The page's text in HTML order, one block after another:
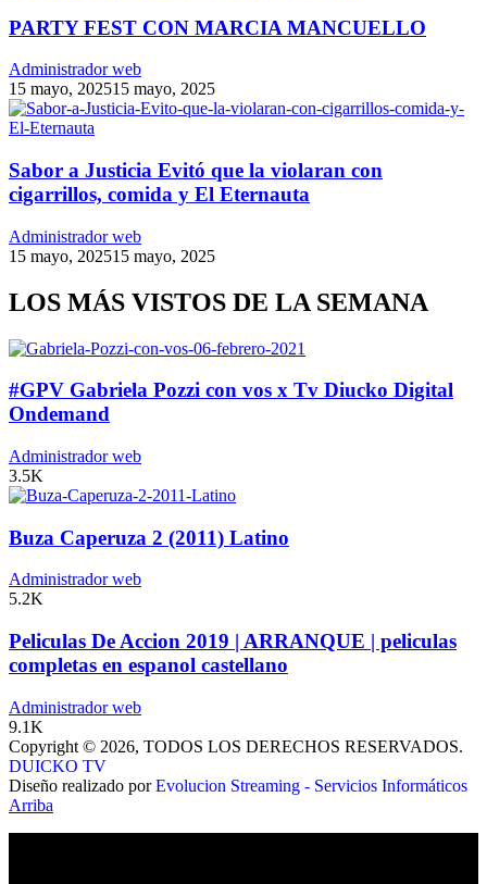
PARTY FEST CON MARCIA MANCUELLO
Administrador web
15 mayo, 202515 mayo, 2025
Sabor a Justicia Evitó que la violaran con
cigarrillos, comida y El Eternauta
Administrador web
15 mayo, 202515 mayo, 2025
LOS MÁS VISTOS DE LA SEMANA
#GPV Gabriela Pozzi con vos x Tv Diucko Digital
Ondemand
Administrador web
3.5K
Buza Caperuza 2 (2011) Latino
Administrador web
5.2K
Peliculas De Accion 2019 | ARRANQUE | peliculas
completas en espanol castellano
Administrador web
9.1K
Copyright © 2026, TODOS LOS DERECHOS RESERVADOS.
DUICKO TV
Diseño realizado porEvolucion Streaming - Servicios Informáticos
Arriba